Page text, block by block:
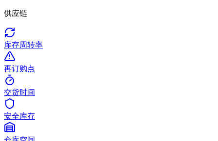
供应链
库存周转率
再订购点
交货时间
安全库存